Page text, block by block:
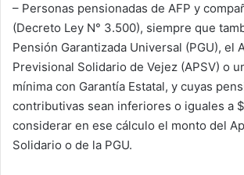
– Personas pensionadas de AFP y
(Decreto Ley N° 3.500), siempre que
Pensión Garantizada Universal (PGU), el
Previsional Solidario de Vejez (APSV) o
mínima con Garantía Estatal, y cuyas
contributivas sean inferiores o iguales a
considerar en ese cálculo el monto del
Solidario o de la PGU.